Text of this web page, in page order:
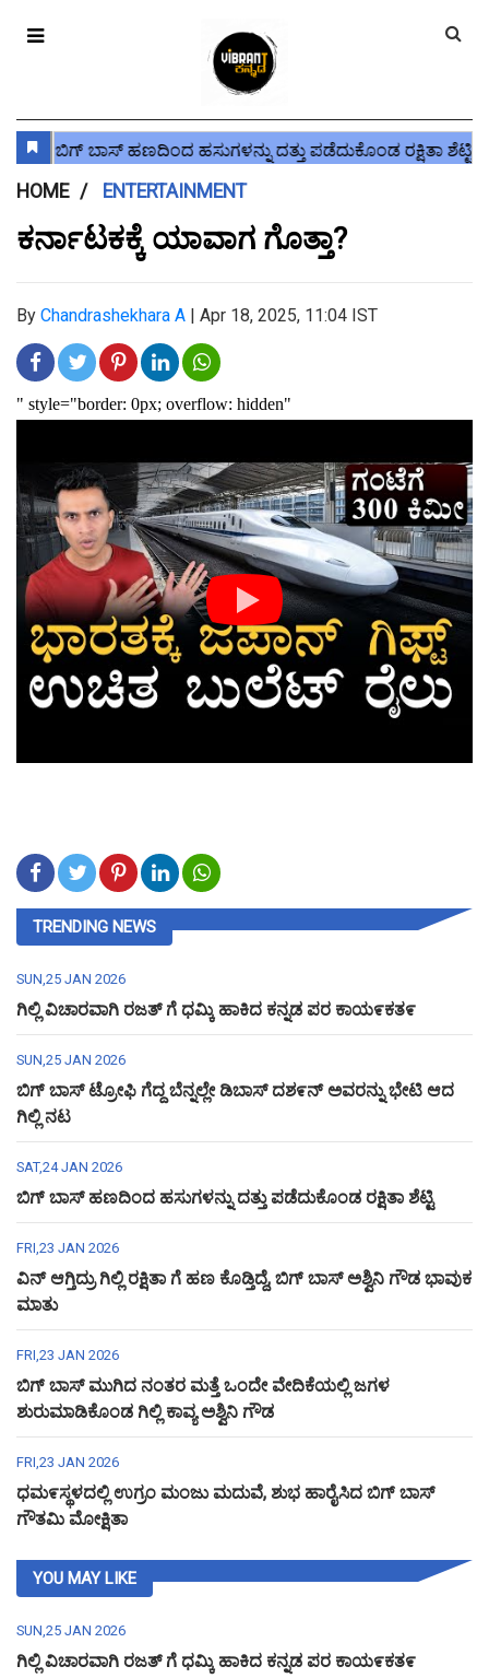
HOME ENTERTAINMENT
ಕರ್ನಾಟಕಕ್ಕೆ ಯಾವಾಗ ಗೊತ್ತಾ?
By Chandrashekhara A | Apr 18, 2025, 11:04 IST
TRENDING NEWS
SUN,25 JAN 2026
ಗಿಲ್ಲಿ ವಿಚಾರವಾಗಿ ರಜತ್ ಗೆ ಧಮ್ಕಿ ಹಾಕಿದ ಕನ್ನಡ ಪರ ಕಾಯ೯ಕತ೯
SUN,25 JAN 2026
ಬಿಗ್ ಬಾಸ್ ಟ್ರೋಫಿ ಗೆದ್ದ ಬೆನ್ನಲ್ಲೇ ಡಿಬಾಸ್ ದಶ೯ನ್ ಅವರನ್ನು ಭೇಟಿ ಆದ
ಗಿಲ್ಲಿ ನಟ
SAT,24 JAN 2026
ಬಿಗ್ ಬಾಸ್ ಹಣದಿಂದ ಹಸುಗಳನ್ನು ದತ್ತು ಪಡೆದುಕೊಂಡ ರಕ್ಷಿತಾ ಶೆಟ್ಟಿ
FRI,23 JAN 2026
ವಿನ್ ಆಗ್ತಿದ್ರು ಗಿಲ್ಲಿ ರಕ್ಷಿತಾ ಗೆ ಹಣ ಕೊಡ್ತಿದ್ದೆ, ಬಿಗ್ ಬಾಸ್ ಅಶ್ವಿನಿ ಗೌಡ ಭಾವುಕ
ಮಾತು
FRI,23 JAN 2026
ಬಿಗ್ ಬಾಸ್ ಮುಗಿದ ನಂತರ ಮತ್ತೆ ಒಂದೇ ವೇದಿಕೆಯಲ್ಲಿ ಜಗಳ
ಶುರುಮಾಡಿಕೊಂಡ ಗಿಲ್ಲಿ ಕಾವ್ಯ ಅಶ್ವಿನಿ ಗೌಡ
FRI,23 JAN 2026
ಧಮ೯ಸ್ಥಳದಲ್ಲಿ ಉಗ್ರಂ ಮಂಜು ಮದುವೆ, ಶುಭ ಹಾರೈಸಿದ ಬಿಗ್ ಬಾಸ್
ಗೌತಮಿ ಮೋಕ್ಷಿತಾ
YOU MAY LIKE
SUN,25 JAN 2026
ಗಿಲ್ಲಿ ವಿಚಾರವಾಗಿ ರಜತ್ ಗೆ ಧಮ್ಕಿ ಹಾಕಿದ ಕನ್ನಡ ಪರ ಕಾಯ೯ಕತ೯